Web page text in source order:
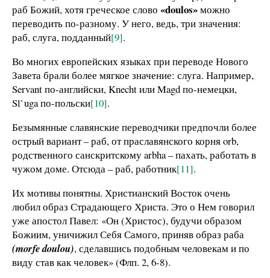
раб Божий, хотя греческое слово «doulos»можно
переводить по-разному. У него, ведь, три значения:
раб, слуга, подданный[9].
Во многих европейских языках при переводе Нового
Завета брали более мягкое значение: слуга. Например,
Servant по-английски, Knecht или Magd по-немецки,
Sl`uga по-польски[10].
Безымянные славянские переводчики предпочли более
острый вариант – раб, от праславянского корня orb,
родственного санскритскому arbha – пахать, работать в
чужом доме. Отсюда – раб, работник[11].
Их мотивы понятны. Христианский Восток очень
любил образ Страдающего Христа. Это о Нем говорил
уже апостол Павел: «Он (Христос), будучи образом
Божиим, уничижил Себя Самого, приняв образ раба
(morfe doulou), сделавшись подобным человекам и по
виду став как человек» (Флп. 2, 6-8).